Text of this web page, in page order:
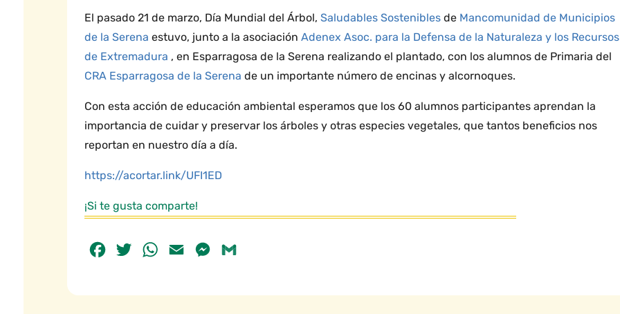
El pasado 21 de marzo, Día Mundial del Árbol,Saludables Sostenibles de Mancomunidad de Municipios
de la Serena estuvo, junto a la asociaciónAdenex Asoc. para la Defensa de la Naturaleza y los Recursos
de Extremadura , en Esparragosa de la Serena realizando el plantado, con los alumnos de Primaria del
CRA Esparragosa de la Serena de un importante número de encinas y alcornoques.
Con esta acción de educación ambiental esperamos que los 60 alumnos participantes aprendan la
importancia de cuidar y preservar los árboles y otras especies vegetales, que tantos beneficios nos
reportan en nuestro día a día.
https://acortar.link/UFI1ED
¡Si te gusta comparte!
Facebook
TwitterWhatsApp
Email Messenger